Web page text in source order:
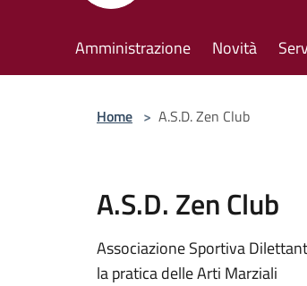
Amministrazione Novità
Home > A.S.D. Zen Club
A.S.D. Zen Club
Associazione Sportiva
la pratica delle Arti Marziali